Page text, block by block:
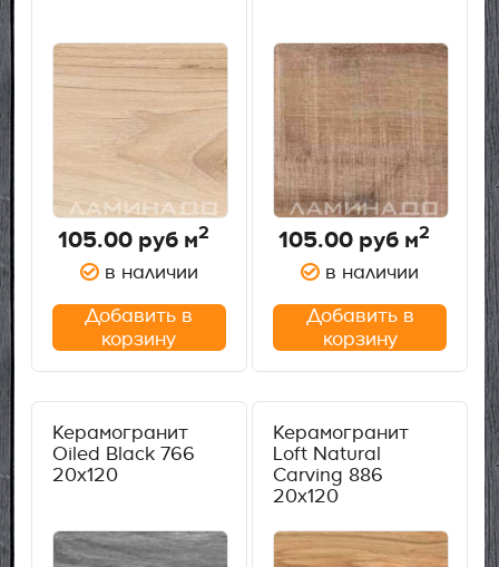
105.00руб м2
в наличии
Добавить в
корзину
105.00 руб м2
в наличии
Добавить в
корзину
Керамогранит
Oiled Black 766
20х120
Керамогранит
Loft Natural
Carving 886
20x120